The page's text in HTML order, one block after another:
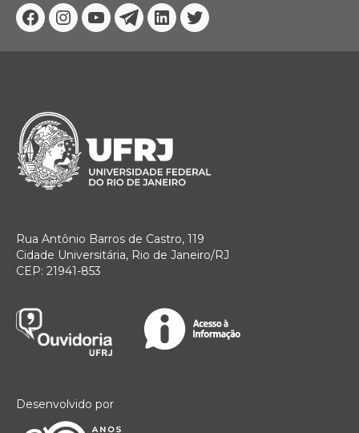
Facebook
Instagram
YoutubeTelegram
Linkedin
Twitter
Rua Antônio Barros de Castro, 119
Cidade Universitária, Rio de Janeiro/RJ
CEP: 21941-853
Desenvolvido por